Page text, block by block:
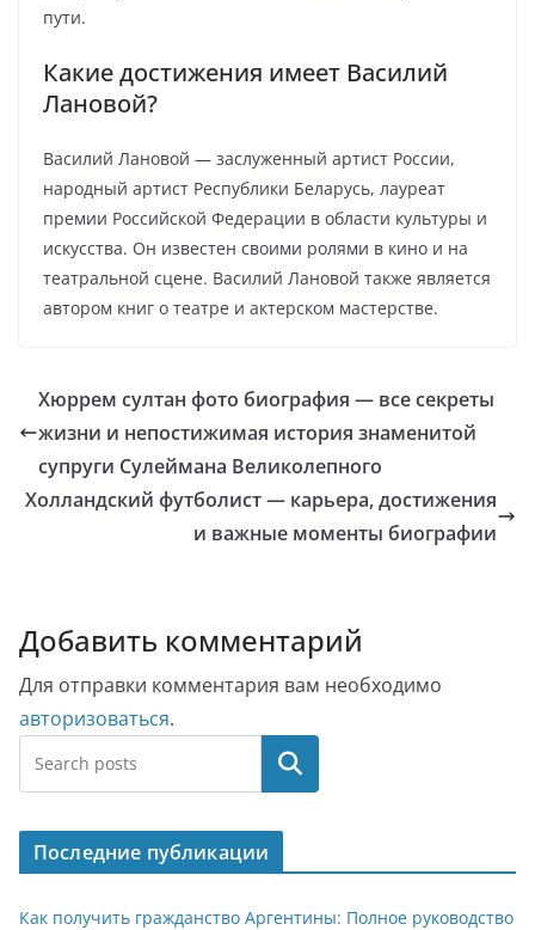
пути.
Какие достижения имеет Василий
Лановой?
Василий Лановой — заслуженный артист России,
народный артист Республики Беларусь, лауреат
премии Российской Федерации в области культуры и
искусства. Он известен своими ролями в кино и на
театральной сцене. Василий Лановой также является
автором книг о театре и актерском мастерстве.
Хюррем султан фото биография — все секреты
жизни и непостижимая история знаменитой
супруги Сулеймана Великолепного
Холландский футболист — карьера, достижения
и важные моменты биографии
Добавить комментарий
Для отправки комментария вам необходимо
авторизоваться.
Поиск
Последние публикации
Как получить гражданство Аргентины: Полное руководство